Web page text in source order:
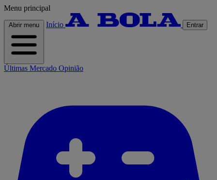
Menu principal
Abrir menu Início Entrar
Últimas Mercado Opinião